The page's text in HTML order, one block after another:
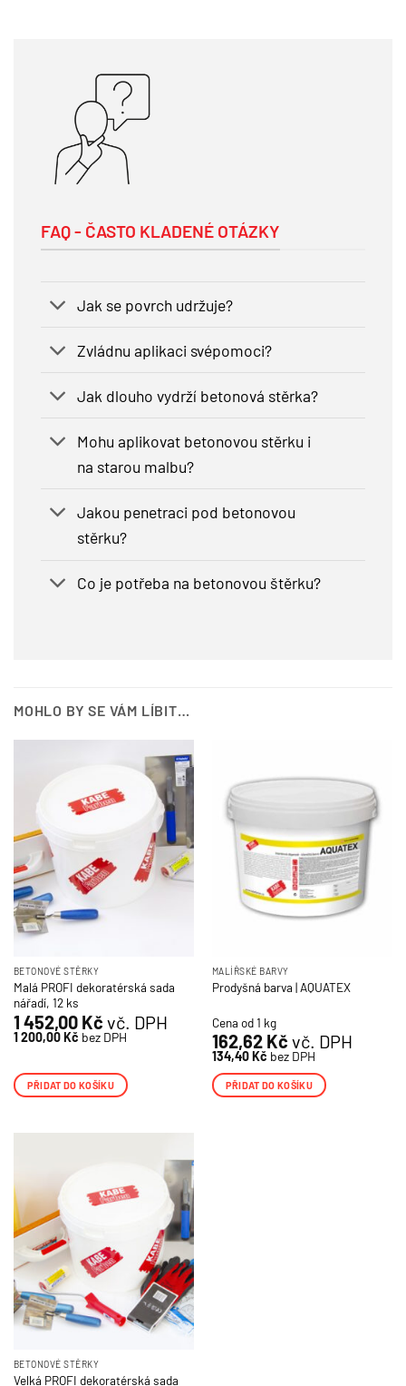
FAQ - ČASTO KLADENÉ OTÁZKY
Jak se povrch udržuje?
Zvládnu aplikaci svépomoci?
Jak dlouho vydrží betonová stěrka?
Mohu aplikovat betonovou stěrku i
na starou malbu?
Jakou penetraci pod betonovou
stěrku?
Co je potřeba na betonovou štěrku?
MOHLO BY SE VÁM LÍBIT…
BETONOVÉ STĚRKY
Malá PROFI dekoratérská sada
nářadí, 12 ks
1 452,00 Kč vč. DPH
1 200,00Kč bez DPH
PŘIDAT DO KOŠÍKU
MALÍŘSKÉ BARVY
Prodyšná barva | AQUATEX
Cena od 1 kg
162,62 Kč vč. DPH
134,40Kč bez DPH
PŘIDAT DO KOŠÍKU
BETONOVÉ STĚRKY
Velká PROFI dekoratérská sada